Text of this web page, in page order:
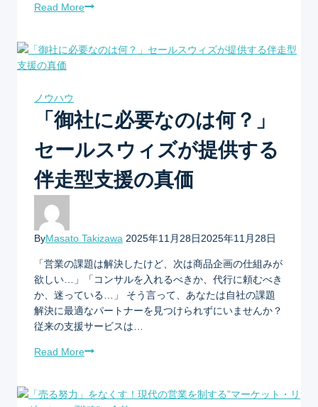
Read More
ノウハウ
「御社に必要なのは何？」
セールスウィズが提供する
伴走型支援の真価
ByMasato Takizawa 2025年11月28日2025年11月28日
「営業の課題は解決したけど、次は商品企画の仕組みが
欲しい…」「コンサルを入れるべきか、代行に頼むべき
か、迷っている…」 そう言って、あなたは自社の課題
解決に最適なパートナーを見つけられずにいませんか？
従来の支援サービスは…
Read More